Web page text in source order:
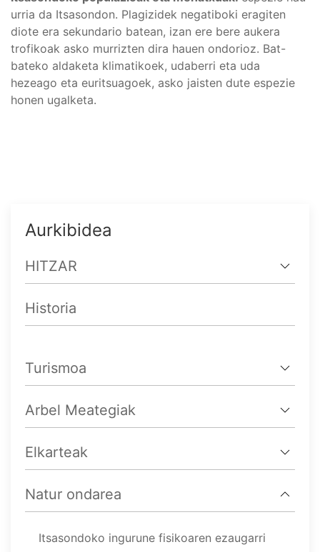
urria da Itsasondon. Plagizidek negatiboki eragiten
diote era sekundario batean, izan ere bere aukera
trofikoak asko murrizten dira hauen ondorioz. Bat-
bateko aldaketa klimatikoek, udaberri eta uda
hezeago eta euritsuagoek, asko jaisten dute espezie
honen ugalketa.
Aurkibidea
HITZAR
Historia
Turismoa
Arbel Meategiak
Elkarteak
Natur ondarea
Itsasondoko ingurune fisikoaren ezaugarri